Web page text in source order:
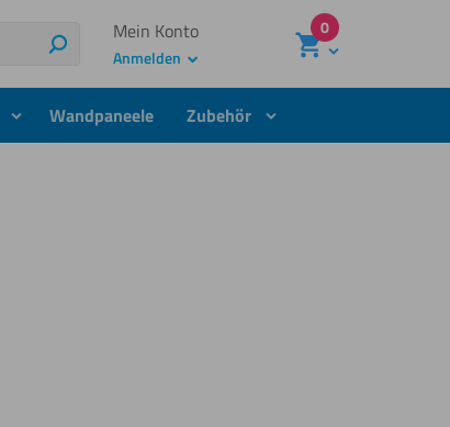
Suchen
Mein Konto
Anmelden
0
Wandpaneele Zubehör